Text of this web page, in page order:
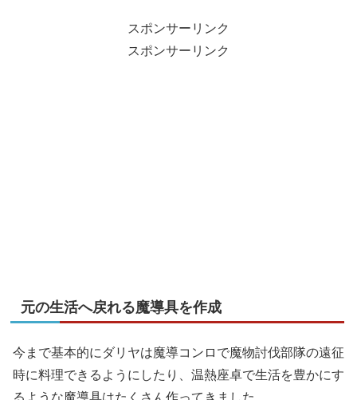
スポンサーリンク
スポンサーリンク
元の生活へ戻れる魔導具を作成
今まで基本的にダリヤは魔導コンロで魔物討伐部隊の遠征
時に料理できるようにしたり、温熱座卓で生活を豊かにす
るような魔導具はたくさん作ってきました。